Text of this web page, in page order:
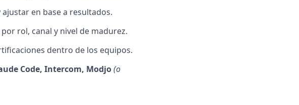
en base a resultados.
rol, canal y nivel de madurez.
dentro de los equipos.
Code, Intercom, Modjo(o